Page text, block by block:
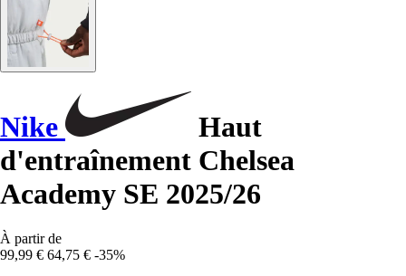
Nike
Haut
d'entraînement Chelsea
Academy SE 2025/26
À partir de
99,99 € 64,75 € -35%